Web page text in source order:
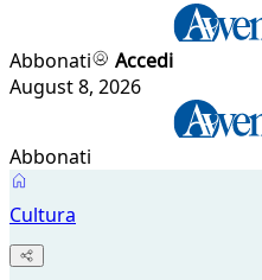
Abbonati
Accedi
August 8, 2026
Abbonati
Cultura